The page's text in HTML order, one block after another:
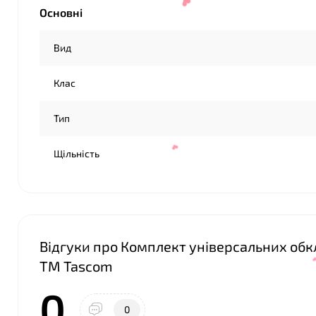
Основні
Вид
Клас
Тип
Щільність
Відгуки про Комплект універсальних
ТМ Tascom
0